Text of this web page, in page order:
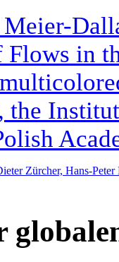
Flows in
the
Zürcher, Hans-